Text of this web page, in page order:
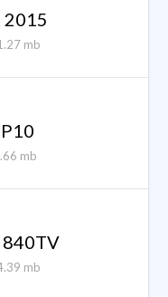
2015
mb
mb
840TV
mb